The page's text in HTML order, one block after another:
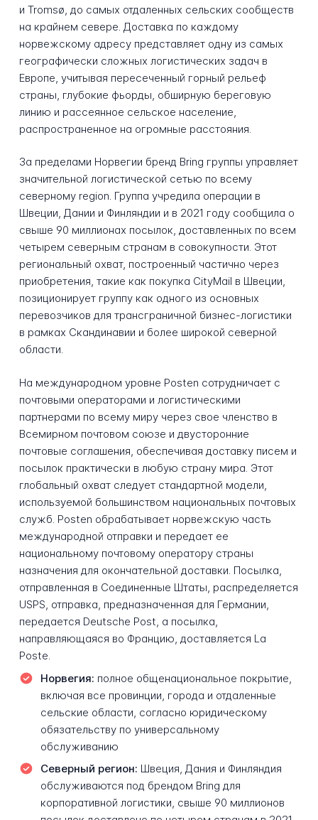
и Tromsø, до самых отдаленных сельских сообществ
на крайнем севере. Доставка по каждому
норвежскому адресу представляет одну из самых
географически сложных логистических задач в
Европе, учитывая пересеченный горный рельеф
страны, глубокие фьорды, обширную береговую
линию и рассеянное сельское население,
распространенное на огромные расстояния.
За пределами Норвегии бренд Bring группы управляет
значительной логистической сетью по всему
северному region. Группа учредила операции в
Швеции, Дании и Финляндии и в 2021 году сообщила о
свыше 90 миллионах посылок, доставленных по всем
четырем северным странам в совокупности. Этот
региональный охват, построенный частично через
приобретения, такие как покупка CityMail в Швеции,
позиционирует группу как одного из основных
перевозчиков для трансграничной бизнес-логистики
в рамках Скандинавии и более широкой северной
области.
На международном уровне Posten сотрудничает с
почтовыми операторами и логистическими
партнерами по всему миру через свое членство в
Всемирном почтовом союзе и двусторонние
почтовые соглашения, обеспечивая доставку писем и
посылок практически в любую страну мира. Этот
глобальный охват следует стандартной модели,
используемой большинством национальных почтовых
служб. Posten обрабатывает норвежскую часть
международной отправки и передает ее
национальному почтовому оператору страны
назначения для окончательной доставки. Посылка,
отправленная в Соединенные Штаты, распределяется
USPS, отправка, предназначенная для Германии,
передается Deutsche Post, а посылка,
направляющаяся во Францию, доставляется La
Poste.
Норвегия: полное общенациональное покрытие,
включая все провинции, города и отдаленные
сельские области, согласно юридическому
обязательству по универсальному
обслуживанию
Северный регион: Швеция, Дания и Финляндия
обслуживаются под брендом Bring для
корпоративной логистики, свыше 90 миллионов